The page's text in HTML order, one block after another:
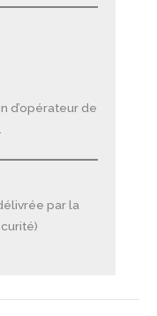
d’opérateur de
par la